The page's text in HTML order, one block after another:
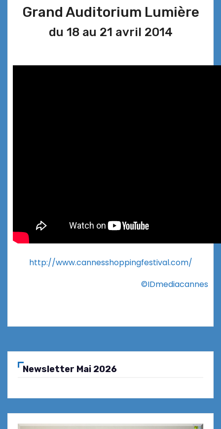
Grand Auditorium Lumière
du 18 au 21 avril 2014
http://www.cannesshoppingfestival.com/
©IDmediacannes
Newsletter Mai 2026